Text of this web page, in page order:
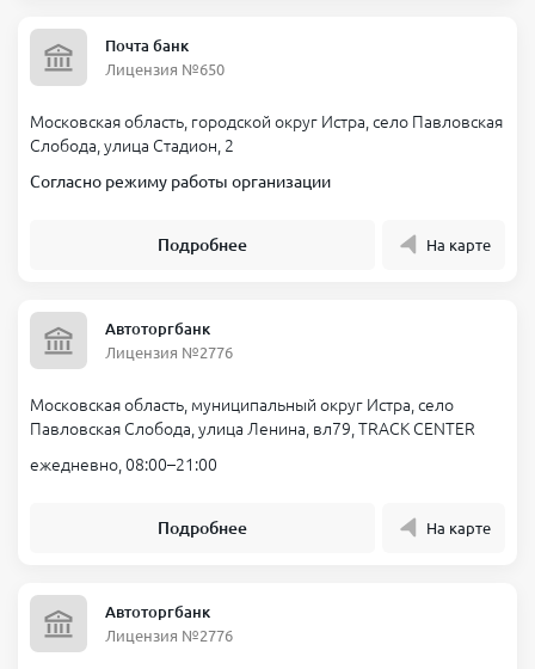
Почта банк
Лицензия №650
Московская область, городской округ Истра, село Павловская
Слобода, улица Стадион, 2
Согласно режиму работы организации
Подробнее На карте
Автоторгбанк
Лицензия №2776
Московская область, муниципальный округ Истра, село
Павловская Слобода, улица Ленина, вл79, TRACK CENTER
ежедневно, 08:00–21:00
Подробнее На карте
Автоторгбанк
Лицензия №2776